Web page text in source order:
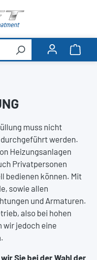
muss nicht
werden.
Heizungsanlagen
Privatpersonen
bedienen können. Mit
sowie allen
und Armaturen.
also bei hohen
jedoch eine
Sie bei der Wahl der